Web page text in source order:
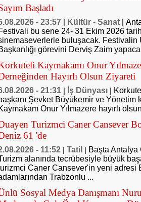
Başladı
- 23:57 Kültür - Sanat
bu sene 24- 31 Ekim 2026
buluşacak. Festivalin
görevini Derviş Zaim
Kaymakamı Onur
Hayırlı Olsun Ziyareti
- 21:31 İş Dünyası
Şevket Büyükemir ve Yönetim
Onur Yılmazere hayırlı
Turizmci Caner Cansever
61 'de
- 11:52 Tatil
Başta Antalya
alanında tecrübesiyle büyük
Caner Cansever'in yeni adresi
Trabzonlu ...
Sosyal Medya Danışmanı